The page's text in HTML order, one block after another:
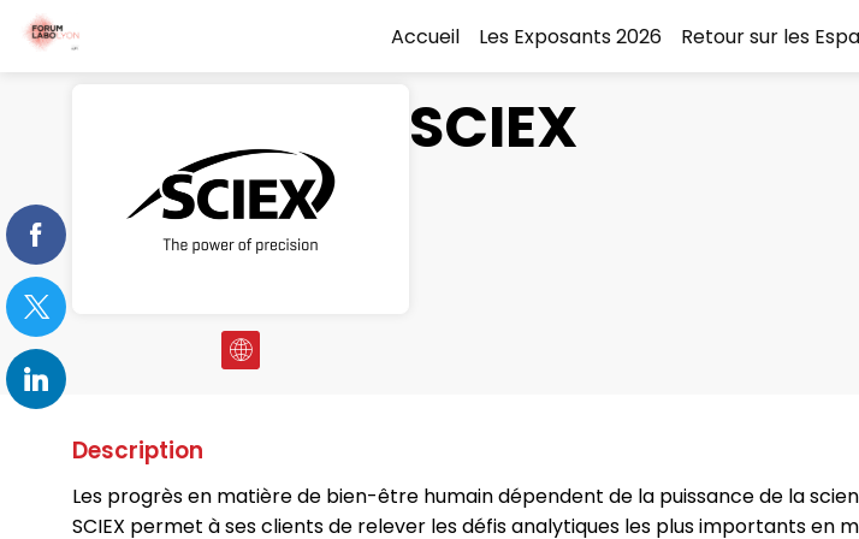
Accueil Les Exposants 2026 Retour sur les
SCIEX
Description
Les progrès en matière de bien-être humain dépendent de la puissance de la
SCIEX permet à ses clients de relever les défis analytiques les plus importants en